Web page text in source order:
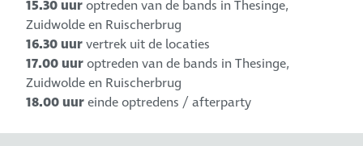
15.30 uuroptreden van de bands in Thesinge,
Zuidwolde en Ruischerbrug
16.30 uurvertrek uit de locaties
17.00 uuroptreden van de bands in Thesinge,
Zuidwolde en Ruischerbrug
18.00 uureinde optredens / afterparty